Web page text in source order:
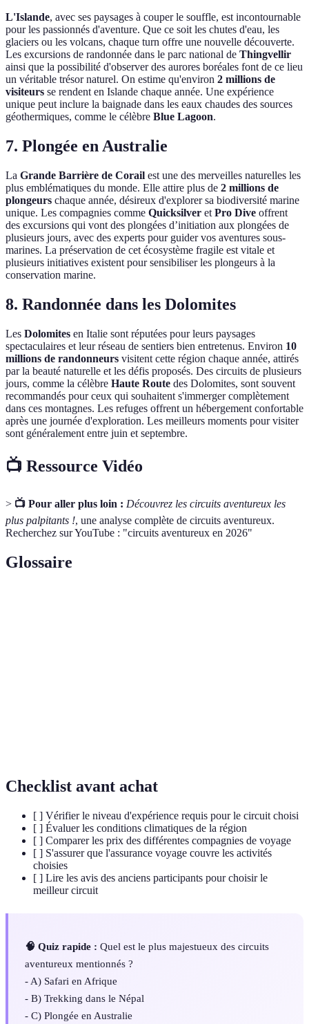
L'Islande, avec ses paysages à couper le souffle, est incontournable
pour les passionnés d'aventure. Que ce soit les chutes d'eau, les
glaciers ou les volcans, chaque turn offre une nouvelle découverte.
Les excursions de randonnée dans le parc national de Thingvellir
ainsi que la possibilité d'observer des aurores boréales font de ce lieu
un véritable trésor naturel. On estime qu'environ 2 millions de
visiteurs se rendent en Islande chaque année. Une expérience
unique peut inclure la baignade dans les eaux chaudes des sources
géothermiques, comme le célèbre Blue Lagoon.
7. Plongée en Australie
La Grande Barrière de Corail est une des merveilles naturelles les
plus emblématiques du monde. Elle attire plus de 2 millions de
plongeurs chaque année, désireux d'explorer sa biodiversité marine
unique. Les compagnies comme Quicksilver et Pro Dive offrent
des excursions qui vont des plongées d’initiation aux plongées de
plusieurs jours, avec des experts pour guider vos aventures sous-
marines. La préservation de cet écosystème fragile est vitale et
plusieurs initiatives existent pour sensibiliser les plongeurs à la
conservation marine.
8. Randonnée dans les Dolomites
Les Dolomites en Italie sont réputées pour leurs paysages
spectaculaires et leur réseau de sentiers bien entretenus. Environ 10
millions de randonneurs visitent cette région chaque année, attirés
par la beauté naturelle et les défis proposés. Des circuits de plusieurs
jours, comme la célèbre Haute Route des Dolomites, sont souvent
recommandés pour ceux qui souhaitent s'immerger complètement
dans ces montagnes. Les refuges offrent un hébergement confortable
après une journée d'exploration. Les meilleurs moments pour visiter
sont généralement entre juin et septembre.
📺 Ressource Vidéo
> 📺 Pour aller plus loin : Découvrez les circuits aventureux les
plus palpitants !, une analyse complète de circuits aventureux.
Recherchez sur YouTube : "circuits aventureux en 2026"
Glossaire
Checklist avant achat
[ ] Vérifier le niveau d'expérience requis pour le circuit choisi
[ ] Évaluer les conditions climatiques de la région
[ ] Comparer les prix des différentes compagnies de voyage
[ ] S'assurer que l'assurance voyage couvre les activités
choisies
[ ] Lire les avis des anciens participants pour choisir le
meilleur circuit
🧠 Quiz rapide : Quel est le plus majestueux des circuits
aventureux mentionnés ?
- A) Safari en Afrique
- B) Trekking dans le Népal
- C) Plongée en Australie